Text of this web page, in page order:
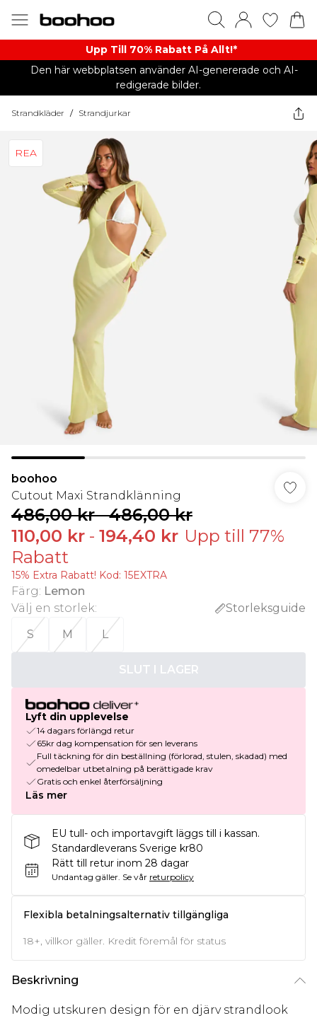
Upp Till 70% Rabatt På Allt!*
Den här webbplatsen använder AI-genererade och AI-
redigerade bilder.
Strandkläder / Strandjurkar
REA
boohoo
Cutout Maxi Strandklänning
486,00 kr-486,00 kr
110,00 kr - 194,40 kr Upp till 77%
Rabatt
15% Extra Rabatt! Kod: 15EXTRA
Färg: Lemon
Välj en storlek:
Storleksguide
S
M L
SLUT I LAGER
Lyft din upplevelse
14 dagars förlängd retur
65kr dag kompensation för sen leverans
Full täckning för din beställning (förlorad, stulen, skadad) med
omedelbar utbetalning på berättigade krav
Gratis och enkel återförsäljning
Läs mer
EU tull- och importavgift läggs till i kassan.
Standardleverans Sverige kr80
Rätt till retur inom 28 dagar
Undantag gäller. Se vår returpolicy
Flexibla betalningsalternativ tillgängliga
18+, villkor gäller. Kredit föremål för status
Beskrivning
Modig utskuren design för en djärv strandlook